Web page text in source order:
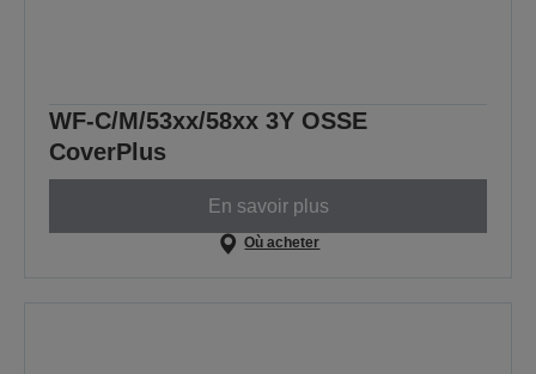
WF-C/M/53xx/58xx 3Y OSSE
CoverPlus
En savoir plus
Où acheter